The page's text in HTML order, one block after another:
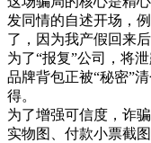
发同情的自述开场，
了，因为我产假回来
为了“报复”公司，将
品牌背包正被“秘密”
得。
为了增强可信度，诈
实物图、付款小票截